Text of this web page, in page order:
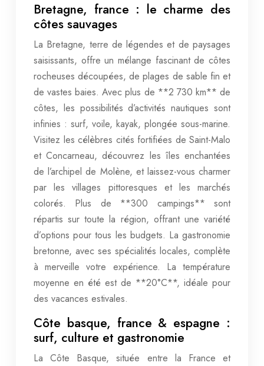
Bretagne, france : le charme des
côtes sauvages
La Bretagne, terre de légendes et de paysages
saisissants, offre un mélange fascinant de côtes
rocheuses découpées, de plages de sable fin et
de vastes baies. Avec plus de **2 730 km** de
côtes, les possibilités d’activités nautiques sont
infinies : surf, voile, kayak, plongée sous-marine.
Visitez les célèbres cités fortifiées de Saint-Malo
et Concarneau, découvrez les îles enchantées
de l’archipel de Molène, et laissez-vous charmer
par les villages pittoresques et les marchés
colorés. Plus de **300 campings** sont
répartis sur toute la région, offrant une variété
d’options pour tous les budgets. La gastronomie
bretonne, avec ses spécialités locales, complète
à merveille votre expérience. La température
moyenne en été est de **20°C**, idéale pour
des vacances estivales.
Côte basque, france & espagne :
surf, culture et gastronomie
La Côte Basque, située entre la France et